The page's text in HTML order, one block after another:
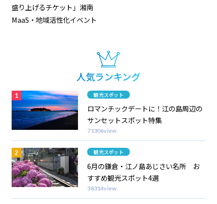
盛り上げるチケット」湘南
MaaS・地域活性化イベント
人気ランキング
ロマンチックデートに！江の島周辺の
サンセットスポット特集
71306view
カテゴリー
観光スポット
6月の鎌倉・江ノ島あじさい名所 お
すすめ観光スポット4選
38314view
カテゴリー
観光スポット